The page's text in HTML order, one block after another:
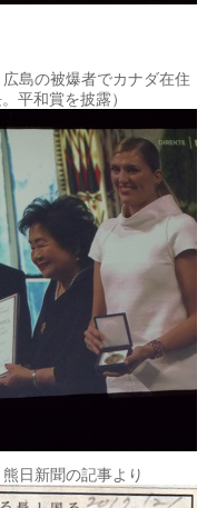
島の被爆者でカナダ在住
平和賞を披露）
事より